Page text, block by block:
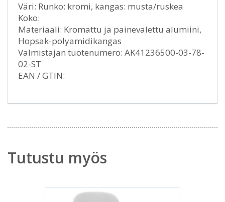
Väri: Runko: kromi, kangas: musta/ruskea
Koko:
Materiaali: Kromattu ja painevalettu alumiini,
Hopsak-polyamidikangas
Valmistajan tuotenumero: AK41236500-03-78-
02-ST
EAN / GTIN:
Tutustu myös